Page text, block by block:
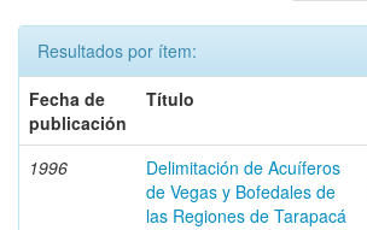
Resultados por ítem:
Fecha de
publicación
Título
1996
Delimitación de Acuíferos
de Vegas y Bofedales de
las Regiones de Tarapacá